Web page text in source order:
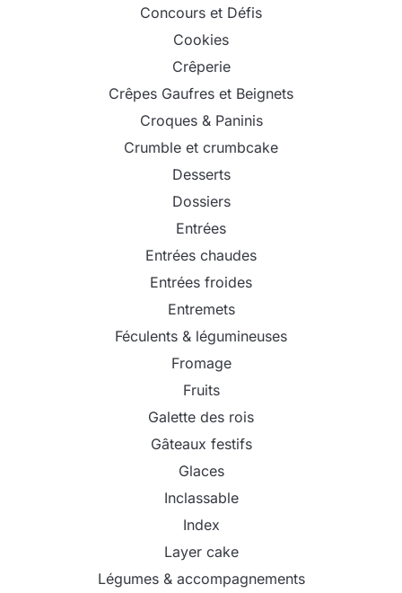
Concours et Défis
Cookies
Crêperie
Crêpes Gaufres et Beignets
Croques & Paninis
Crumble et crumbcake
Desserts
Dossiers
Entrées
Entrées chaudes
Entrées froides
Entremets
Féculents & légumineuses
Fromage
Fruits
Galette des rois
Gâteaux festifs
Glaces
Inclassable
Index
Layer cake
Légumes & accompagnements